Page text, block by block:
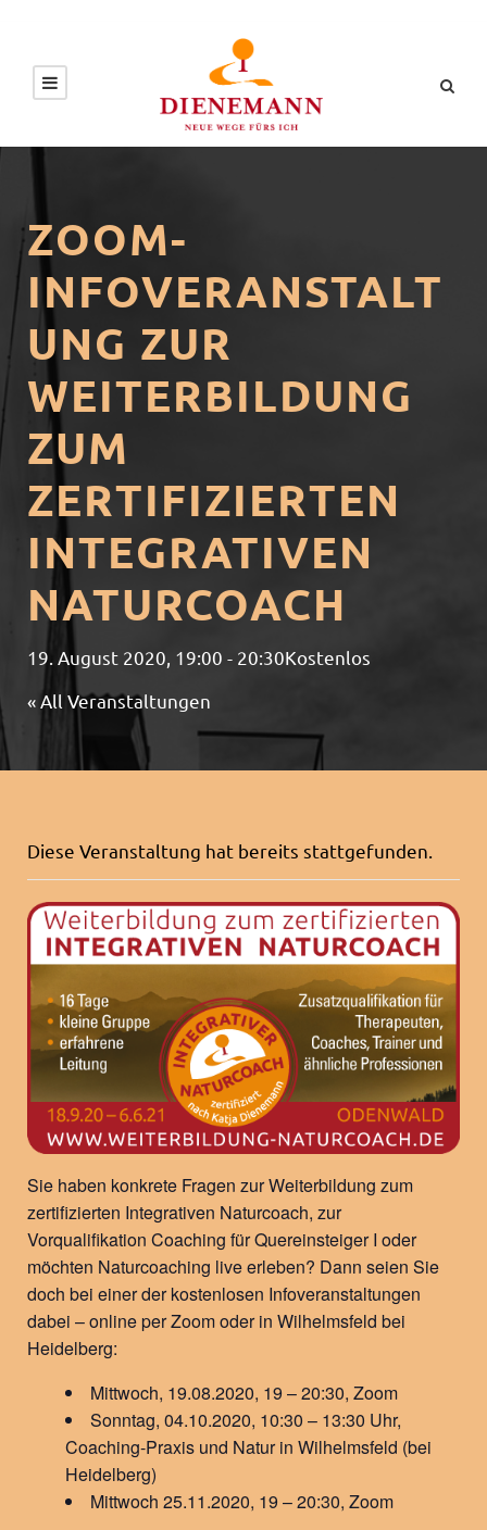
ZOOM-
INFOVERANSTALT
UNG ZUR
WEITERBILDUNG
ZUM
ZERTIFIZIERTEN
INTEGRATIVEN
NATURCOACH
19. August 2020, 19:00 - 20:30Kostenlos
« All Veranstaltungen
Diese Veranstaltung hat bereits stattgefunden.
Sie haben konkrete Fragen zur Weiterbildung zum
zertifizierten Integrativen Naturcoach, zur
Vorqualifikation Coaching für Quereinsteiger I oder
möchten Naturcoaching live erleben? Dann seien Sie
doch bei einer der kostenlosen Infoveranstaltungen
dabei – online per Zoom oder in Wilhelmsfeld bei
Heidelberg:
Mittwoch, 19.08.2020, 19 – 20:30, Zoom
Sonntag, 04.10.2020, 10:30 – 13:30 Uhr,
Coaching-Praxis und Natur in Wilhelmsfeld (bei
Heidelberg)
Mittwoch 25.11.2020, 19 – 20:30, Zoom